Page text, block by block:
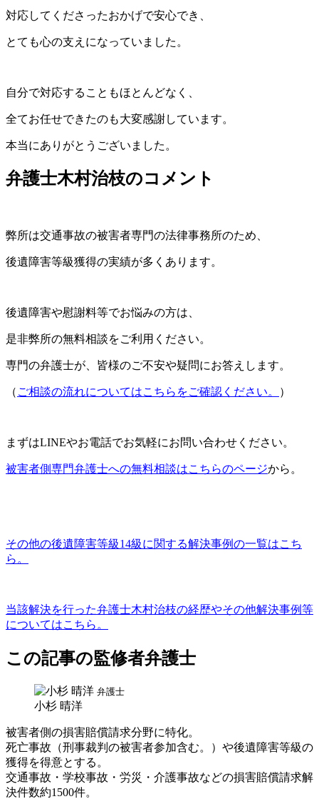
対応してくださったおかげで安心でき、
とても心の支えになっていました。
自分で対応することもほとんどなく、
全てお任せできたのも大変感謝しています。
本当にありがとうございました。
弁護士木村治枝のコメント
弊所は交通事故の被害者専門の法律事務所のため、
後遺障害等級獲得の実績が多くあります。
後遺障害や慰謝料等でお悩みの方は、
是非弊所の無料相談をご利用ください。
専門の弁護士が、皆様のご不安や疑問にお答えします。
（ ご相談の流れについてはこちらをご確認ください。 ）
まずはLINEやお電話でお気軽にお問い合わせください。
被害者側専門弁護士への無料相談はこちらのページから。
その他の後遺障害等級14級に関する解決事例の一覧はこち
ら 。
当該解決を行った弁護士木村治枝の経歴やその他解決事例等
についてはこちら。
この記事の監修者弁護士
弁護士
小杉 晴洋
被害者側の損害賠償請求分野に特化。
死亡事故（刑事裁判の被害者参加含む。）や後遺障害等級の
獲得を得意とする。
交通事故・学校事故・労災・介護事故などの損害賠償請求解
決件数約1500件。